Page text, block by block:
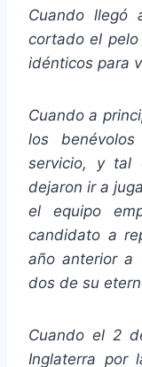
Cuando llegó
cortado el
idénticos para
Cuando a
los
servicio, y tal
dejaron ir a
el equipo
candidato a
año anterior a
dos de su
Cuando el 2
Inglaterra por